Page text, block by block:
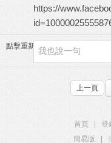
https://
點擊重新加載
上一頁
首頁 登
簡易版